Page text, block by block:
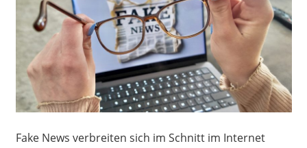
Fake News verbreiten sich im Schnitt im Internet